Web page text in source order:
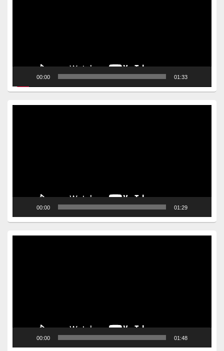
00:00 01:33
00:00 01:29
00:00 01:48